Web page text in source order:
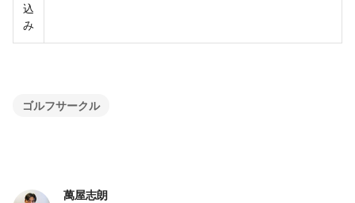
込
み
ゴルフサークル
萬屋志朗